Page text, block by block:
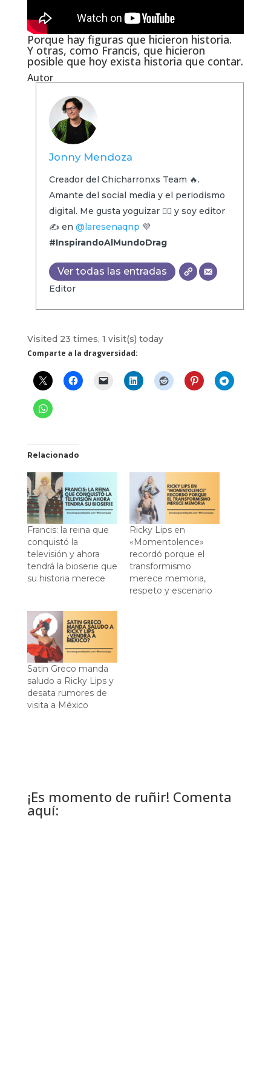
Porque hay figuras que hicieron historia.
Y otras, como Francis, que hicieron
posible que hoy exista historia que contar.
Autor
Jonny Mendoza
Creador del Chicharronxs Team 🔥.
Amante del social media y el periodismo
digital. Me gusta yoguizar 🧘‍♂️ y soy editor
✍️ en @laresenaqnp 💜
#InspirandoAlMundoDrag
Ver todas las entradas
Editor
Visited 23 times, 1 visit(s) today
Comparte a la dragversidad:
Relacionado
Francis: la reina que
conquistó la
televisión y ahora
tendrá la bioserie que
su historia merece
Ricky Lips en
«Momentolence»
recordó porque el
transformismo
merece memoria,
respeto y escenario
Satin Greco manda
saludo a Ricky Lips y
desata rumores de
visita a México
¡Es momento de ruñir! Comenta
aquí: